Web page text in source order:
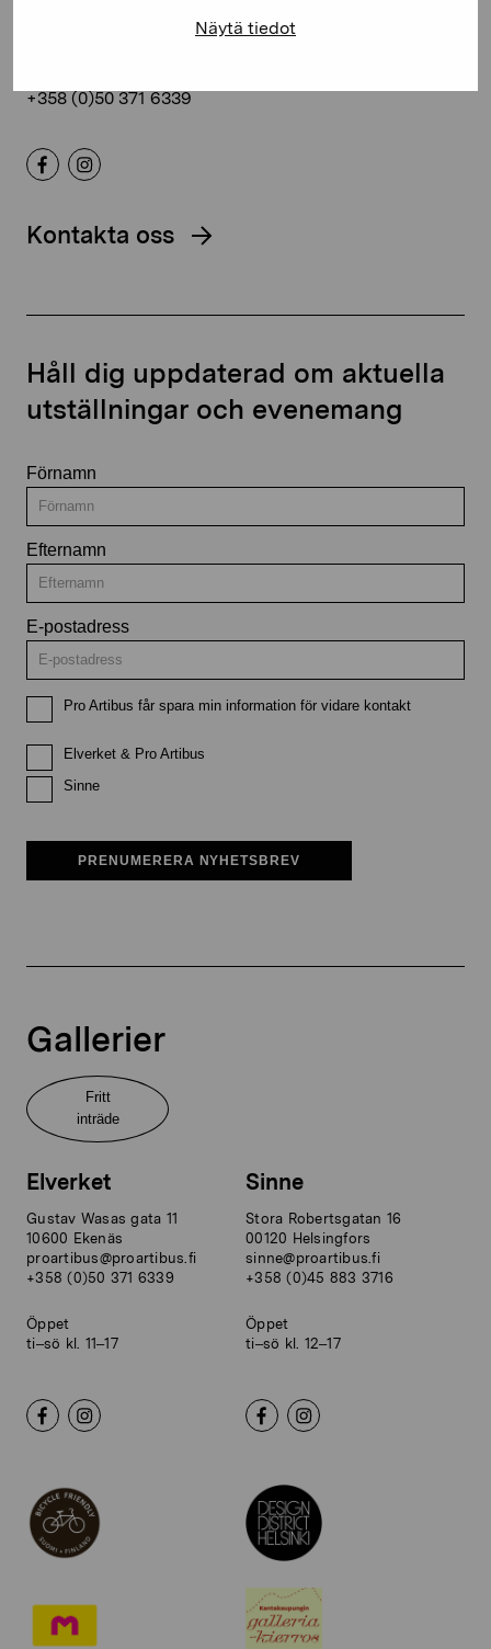
Näytä tiedot
+358 (0)50 371 6339
Kontakta oss
Håll dig uppdaterad om aktuella
utställningar och evenemang
Förnamn
Efternamn
E-postadress
Pro Artibus får spara min information för vidare kontakt
Elverket & Pro Artibus
Sinne
PRENUMERERA NYHETSBREV
Gallerier
Fritt
inträde
Elverket
Gustav Wasas gata 11
10600 Ekenäs
proartibus@proartibus.fi
+358 (0)50 371 6339
Öppet
ti–sö kl. 11–17
Sinne
Stora Robertsgatan 16
00120 Helsingfors
sinne@proartibus.fi
+358 (0)45 883 3716
Öppet
ti–sö kl. 12–17